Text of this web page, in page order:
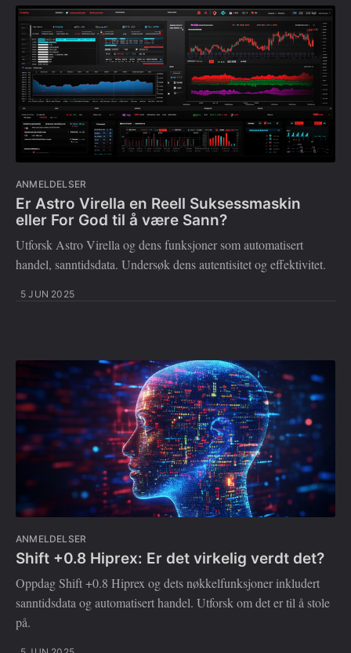
ANMELDELSER
Er Astro Virella en Reell Suksessmaskin
eller For God til å være Sann?
Utforsk Astro Virella og dens funksjoner som automatisert
handel, sanntidsdata. Undersøk dens autentisitet og effektivitet.
5 JUN 2025
ANMELDELSER
Shift +0.8 Hiprex: Er det virkelig verdt det?
Oppdag Shift +0.8 Hiprex og dets nøkkelfunksjoner inkludert
sanntidsdata og automatisert handel. Utforsk om det er til å stole
på.